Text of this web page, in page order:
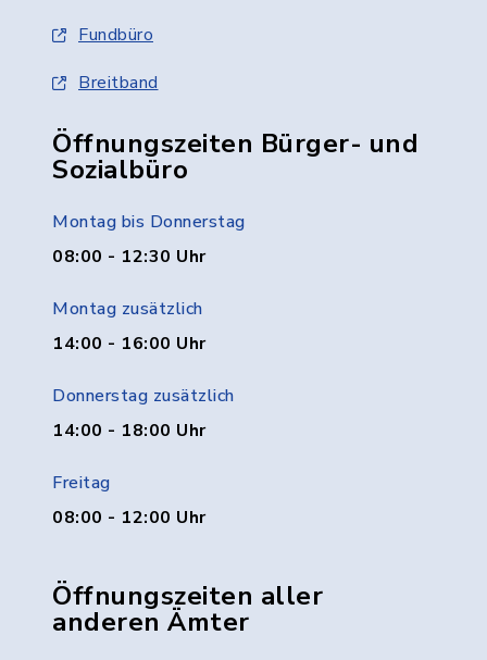
Fundbüro
Breitband
Öffnungszeiten Bürger- und
Sozialbüro
Montag bis Donnerstag
08:00 - 12:30 Uhr
Montag zusätzlich
14:00 - 16:00 Uhr
Donnerstag zusätzlich
14:00 - 18:00 Uhr
Freitag
08:00 - 12:00 Uhr
Öffnungszeiten aller
anderen Ämter